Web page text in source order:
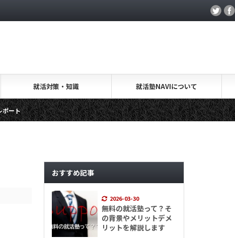
就活対策・知識 就活塾NAVIについて
就活.salon・取材レポート
キャリアアカデミー・取材レポー
おすすめ記事
2026-03-30
無料の就活塾って？そ
の背景やメリットデメ
リットを解説します